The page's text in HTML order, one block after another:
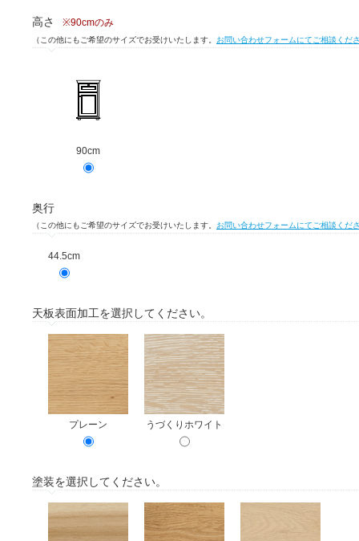
高さ ※90cmのみ
（この他にもご希望のサイズでお受けいたします。 お問い合わせフォームにてご相談くだ
90cm
奥行
（この他にもご希望のサイズでお受けいたします。 お問い合わせフォームにてご相談くだ
44.5cm
天板表面加工を選択してください。
プレーン うづくりホワイト
塗装を選択してください。